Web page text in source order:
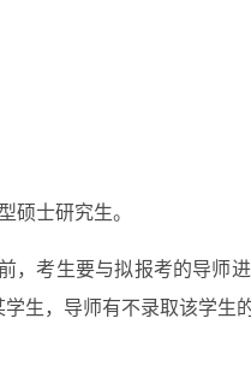
士研究生。
，考生要与拟报考的导师
生，导师有不录取该学生的